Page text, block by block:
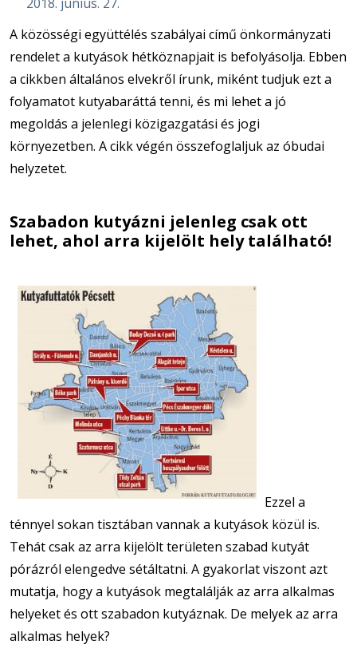
2018. június. 27.
A közösségi együttélés szabályai című önkormányzati
rendelet a kutyások hétköznapjait is befolyásolja. Ebben
a cikkben általános elvekről írunk, miként tudjuk ezt a
folyamatot kutyabaráttá tenni, és mi lehet a jó
megoldás a jelenlegi közigazgatási és jogi
környezetben. A cikk végén összefoglaljuk az óbudai
helyzetet.
Szabadon kutyázni jelenleg csak ott
lehet, ahol arra kijelölt hely található!
Ezzel a
ténnyel sokan tisztában vannak a kutyások közül is.
Tehát csak az arra kijelölt területen szabad kutyát
pórázról elengedve sétáltatni. A gyakorlat viszont azt
mutatja, hogy a kutyások megtalálják az arra alkalmas
helyeket és ott szabadon kutyáznak. De melyek az arra
alkalmas helyek?